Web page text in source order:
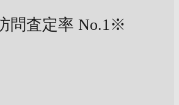
問査定率 No.1※